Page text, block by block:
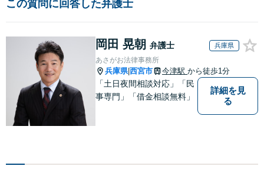
この質問に回答した弁護士
岡田 晃朝 弁護士 兵庫県
あさがお法律事務所
兵庫県|西宮市 今津駅 から徒歩1分
「土日夜間相談対応」「民
事専門」「借金相談無料」
詳細を見
る